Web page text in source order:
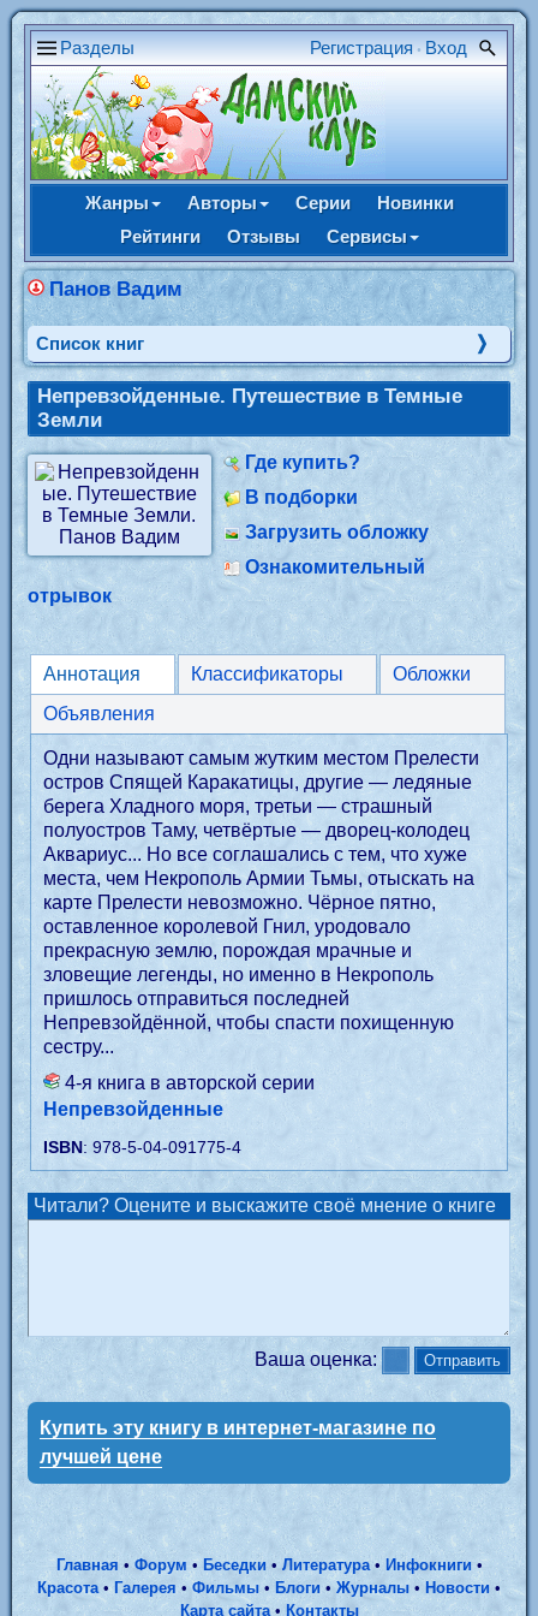
Разделы Регистрация • Вход
Жанры Авторы Серии
Новинки
Рейтинги
Отзывы Сервисы
Панов Вадим
Cписок книг
Непревзойденные. Путешествие в Темные
Земли
Где купить?
В подборки
Загрузить обложку
Ознакомительный
отрывок
Аннотация Классификаторы
Обложки
Объявления
Одни называют самым жутким местом Прелести
остров Спящей Каракатицы, другие — ледяные
берега Хладного моря, третьи — страшный
полуостров Таму, четвёртые — дворец-колодец
Аквариус... Но все соглашались с тем, что хуже
места, чем Некрополь Армии Тьмы, отыскать на
карте Прелести невозможно. Чёрное пятно,
оставленное королевой Гнил, уродовало
прекрасную землю, порождая мрачные и
зловещие легенды, но именно в Некрополь
пришлось отправиться последней
Непревзойдённой, чтобы спасти похищенную
сестру...
4-я книга в авторской серии
Непревзойденные
ISBN: 978-5-04-091775-4
Читали? Оцените и выскажите своё мнение о книге
Ваша оценка:
Купить эту книгу в интернет-магазине по
лучшей цене
Главная• Форум • Беседки• Литература• Инфокниги •
Красота• Галерея • Фильмы • Блоги • Журналы • Новости •
Карта сайта• Контакты